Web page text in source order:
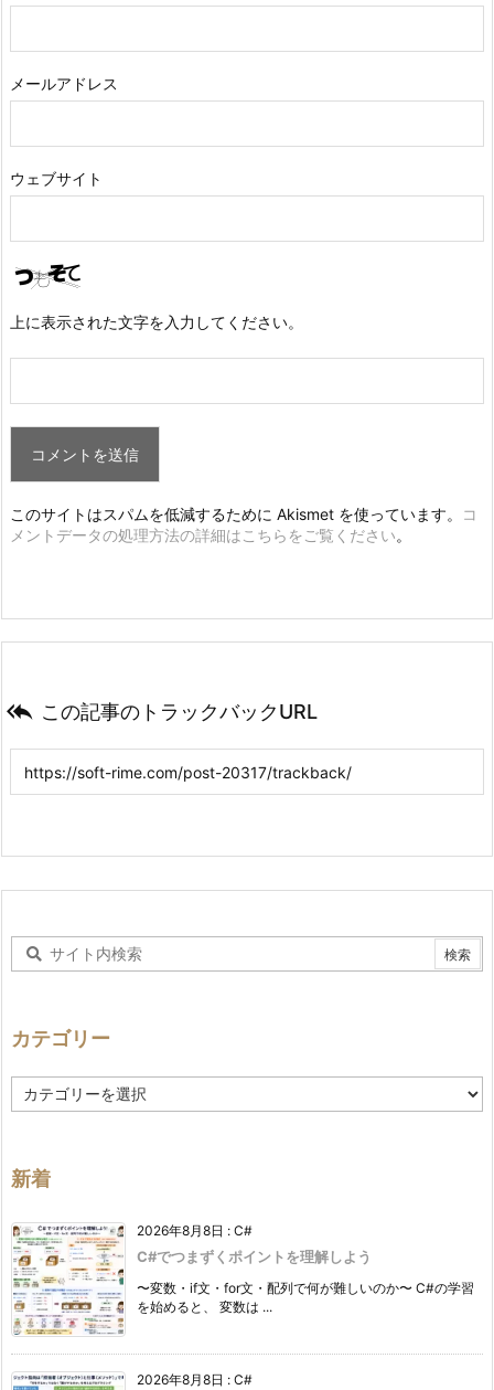
メールアドレス
ウェブサイト
上に表示された文字を入力してください。
このサイトはスパムを低減するために Akismet を使っています。
コ
メントデータの処理方法の詳細はこちらをご覧ください。
 この記事のトラックバックURL
カテゴリー
テ
ー
新着
2026年8月8日 : C#
C#でつまずくポイントを理解しよう
〜変数・if文・for文・配列で何が難しいのか〜 C#の学習
を始めると、 変数は ...
2026年8月8日 : C#